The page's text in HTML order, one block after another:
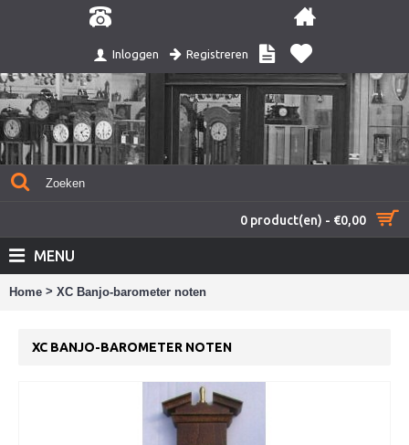
Inloggen Registreren
0 product(en) - €0,00
MENU
Home > XC Banjo-barometer noten
XC BANJO-BAROMETER NOTEN